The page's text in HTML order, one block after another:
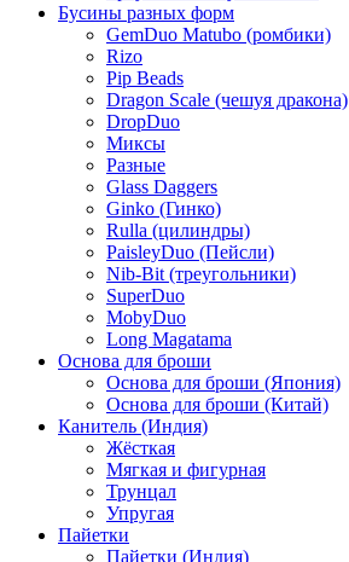
Бусины разных форм
GemDuo Matubo (ромбики)
Rizo
Pip Beads
Dragon Scale (чешуя дракона)
DropDuo
Миксы
Разные
Glass Daggers
Ginko (Гинко)
Rulla (цилиндры)
PaisleyDuo (Пейсли)
Nib-Bit (треугольники)
SuperDuo
MobyDuo
Long Magatama
Основа для броши
Основа для броши (Япония)
Основа для броши (Китай)
Канитель (Индия)
Жёсткая
Мягкая и фигурная
Трунцал
Упругая
Пайетки
Пайетки (Индия)